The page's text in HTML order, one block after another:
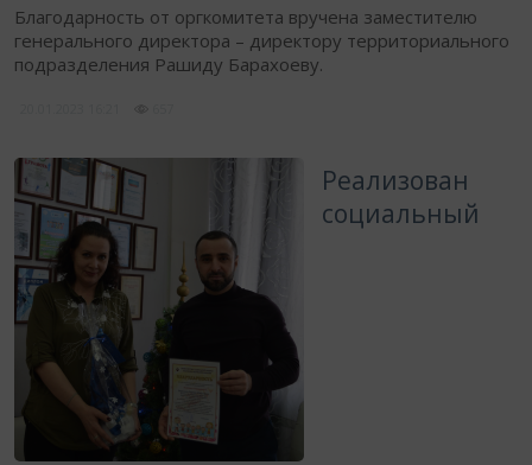
Благодарность от оргкомитета вручена заместителю
генерального директора – директору территориального
подразделения Рашиду Барахоеву.
Реализован
социальный